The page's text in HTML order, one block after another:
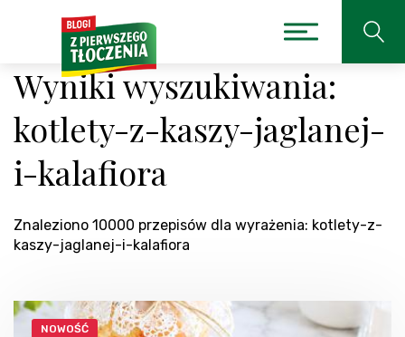
Wyniki wyszukiwania:
kotlety-z-kaszy-jaglanej-
i-kalafiora
Znaleziono 10000 przepisów dla wyrażenia: kotlety-z-
kaszy-jaglanej-i-kalafiora
NOWOŚĆ